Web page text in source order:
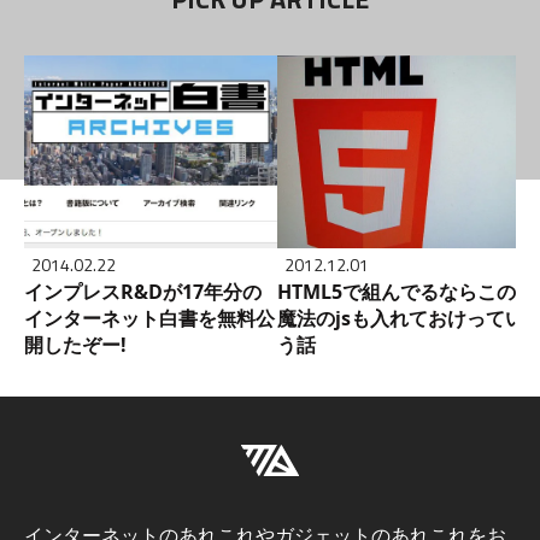
2014.02.22
インプレスR&Dが17年分の
インターネット白書を無料公
開したぞー!
2012.12.01
HTML5で組んでるならこの
魔法のjsも入れておけってい
う話